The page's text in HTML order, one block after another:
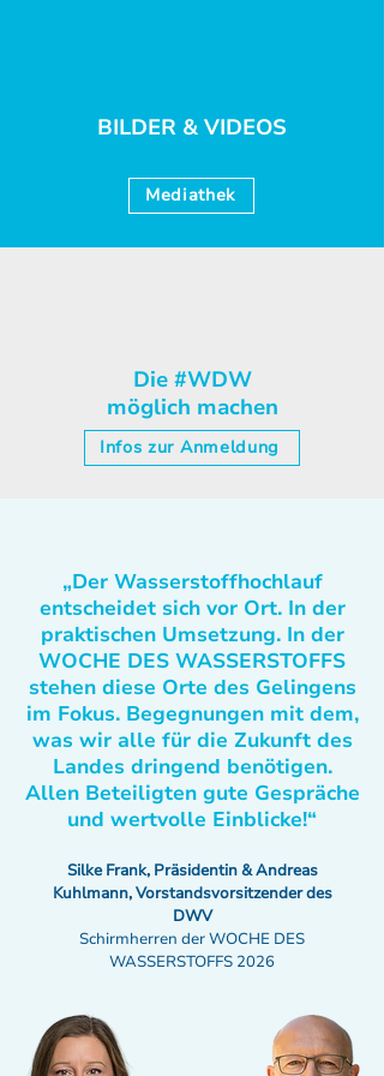
BILDER & VIDEOS
Mediathek
Die #WDW
möglich machen
Infos zur Anmeldung
„Der Wasserstoffhochlauf
entscheidet sich vor Ort. In der
praktischen Umsetzung. In der
WOCHE DES WASSERSTOFFS
stehen diese Orte des Gelingens
im Fokus. Begegnungen mit dem,
was wir alle für die Zukunft des
Landes dringend benötigen.
Allen Beteiligten gute Gespräche
und wertvolle Einblicke!“
Silke Frank, Präsidentin & Andreas
Kuhlmann, Vorstandsvorsitzender des
DWV
Schirmherren der WOCHE DES
WASSERSTOFFS 2026